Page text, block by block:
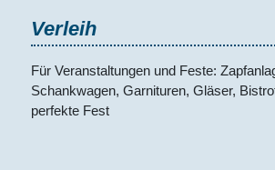
Verleih
Für Veranstaltungen und ­Feste:
Schankwagen, Garnituren, Gläser,
perfekte Fest